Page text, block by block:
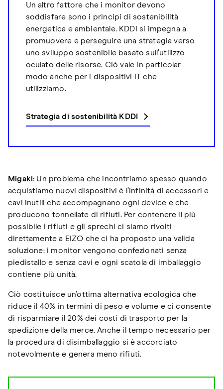
Un altro fattore che i monitor devono
soddisfare sono i principi di sostenibilità
energetica e ambientale. KDDI si impegna a
promuovere e perseguire una strategia verso
uno sviluppo sostenibile basato sull’utilizzo
oculato delle risorse. Ciò vale in particolar
modo anche per i dispositivi IT che
utilizziamo.
Strategia di sostenibilità KDDI
Migaki: Un problema che incontriamo spesso quando
acquistiamo nuovi dispositivi è l’infinità di accessori e
cavi inutili che accompagnano ogni device e che
producono tonnellate di rifiuti. Per contenere il più
possibile i rifiuti e gli sprechi ci siamo rivolti
direttamente a EIZO che ci ha proposto una valida
soluzione: i monitor vengono confezionati senza
piedistallo e senza cavi e ogni scatola di imballaggio
contiene più unità.
Ciò costituisce un’ottima alternativa ecologica che
riduce il 40% in termini di peso e volume e ci consente
di risparmiare il 20% dei costi di trasporto per la
spedizione della merce. Anche il tempo necessario per
la procedura di disimballaggio si è accorciato
notevolmente e genera meno rifiuti.